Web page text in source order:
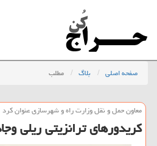
صفحه اصلی بلاگ مطلب
معاون حمل و نقل وزارت راه و شهرسازی عنوان كرد
کریدورهای ترانزیتی ریلی